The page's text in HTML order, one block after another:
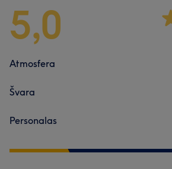
5,0
Atmosfera
Švara
Personalas